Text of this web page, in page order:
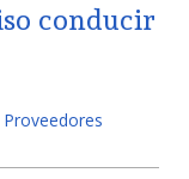
conducir
Proveedores